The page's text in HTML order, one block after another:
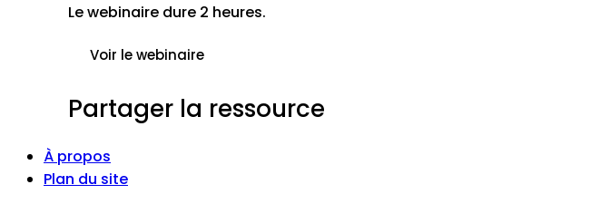
Le webinaire dure 2 heures.
Voir le webinaire
Partager la ressource
À propos
Plan du site